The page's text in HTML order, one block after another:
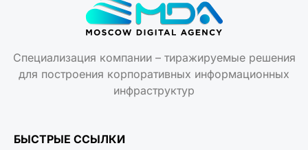
Специализация компании – тиражируемые решения
для построения корпоративных информационных
инфраструктур
БЫСТРЫЕ ССЫЛКИ